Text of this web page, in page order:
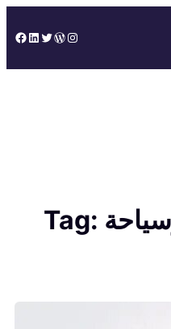
to
Facebook
LinkedIn
Twitter
WordPress
Instagram
Tag: